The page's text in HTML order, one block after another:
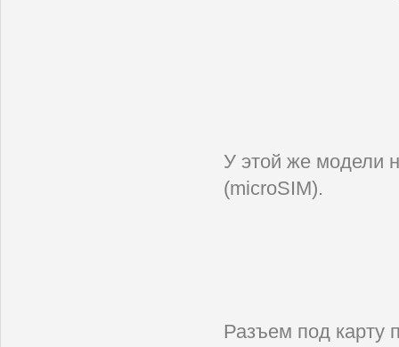
У этой же модели
(microSIM).
Разъем под карту